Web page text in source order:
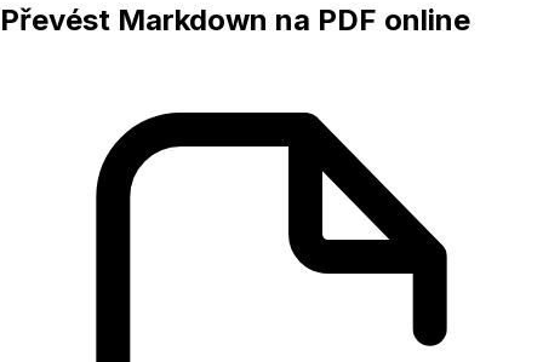
Převést Markdown na PDF online